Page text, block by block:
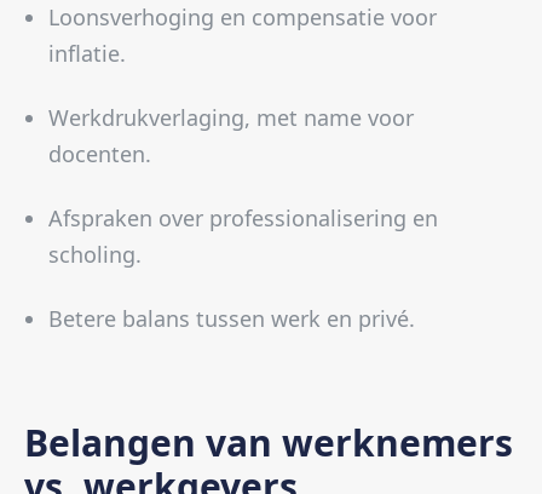
Loonsverhoging en compensatie voor
inflatie.
Werkdrukverlaging, met name voor
docenten.
Afspraken over professionalisering en
scholing.
Betere balans tussen werk en privé.
Belangen van werknemers